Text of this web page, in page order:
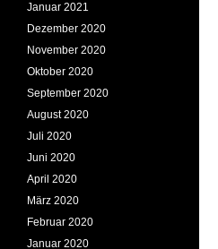
Januar 2021
Dezember 2020
November 2020
Oktober 2020
September 2020
August 2020
Juli 2020
Juni 2020
April 2020
März 2020
Februar 2020
Januar 2020